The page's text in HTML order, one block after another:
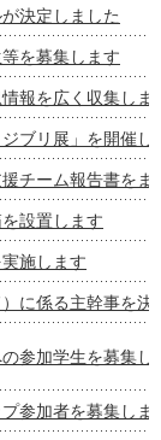
決定しました
を募集します
報を広く収集しま
ブリ展」を開催し
チーム報告書をま
設置します
施します
に係る主幹事を決
参加学生を募集し
参加者を募集しま